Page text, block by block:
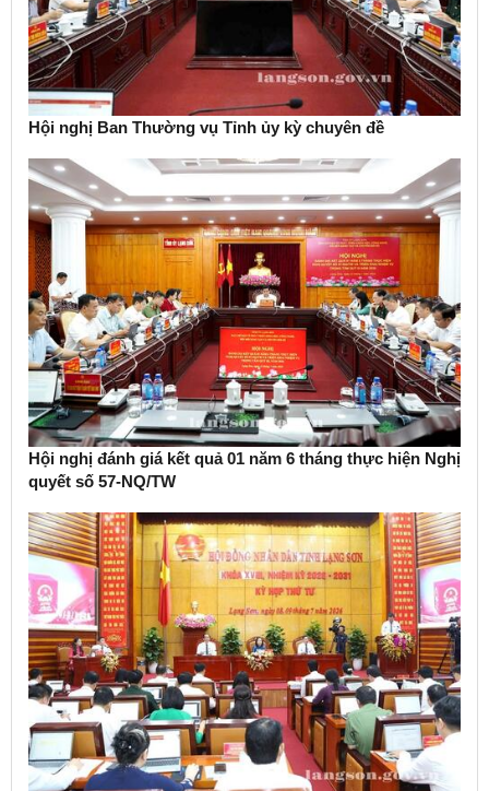
Hội nghị Ban Thường vụ Tỉnh ủy kỳ chuyên đề
Hội nghị đánh giá kết quả 01 năm 6 tháng thực hiện Nghị
quyết số 57-NQ/TW